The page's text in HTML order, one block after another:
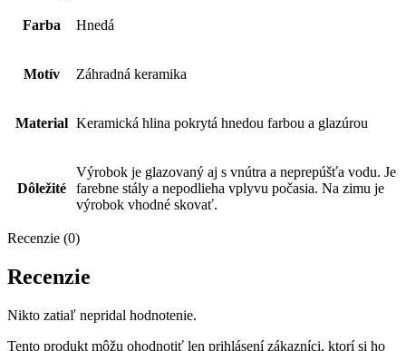
Farba Hnedá
Motív Záhradná keramika
Material Keramická hlina pokrytá hnedou farbou a glazúrou
Dôležité
Výrobok je glazovaný aj s vnútra a neprepúšťa vodu. Je
farebne stály a nepodlieha vplyvu počasia. Na zimu je
výrobok vhodné skovať.
Recenzie (0)
Recenzie
Nikto zatiaľ nepridal hodnotenie.
Tento produkt môžu ohodnotiť len prihlásení zákazníci, ktorí si ho